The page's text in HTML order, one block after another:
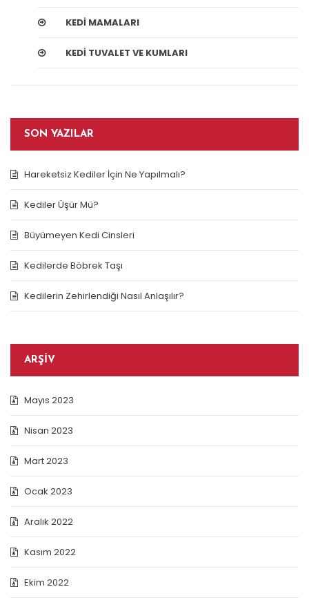
KEDI MAMALARI
KEDI TUVALET VE KUMLARI
SON YAZILAR
Hareketsiz Kediler İçin Ne Yapılmalı?
Kediler Üşür Mü?
Büyümeyen Kedi Cinsleri
Kedilerde Böbrek Taşı
Kedilerin Zehirlendiği Nasıl Anlaşılır?
ARŞIV
Mayıs 2023
Nisan 2023
Mart 2023
Ocak 2023
Aralık 2022
Kasım 2022
Ekim 2022